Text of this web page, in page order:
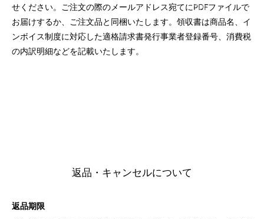
せください。ご注文の際のメールアドレス宛てにPDFファイルで
お届けするか、ご注文品と同梱いたします。領収書は商品名、イ
ンボイス制度に対応した適格請求書発行事業者登録番号、消費税
の内訳明細などを記載いたします。
返品・キャンセルについて
返品期限